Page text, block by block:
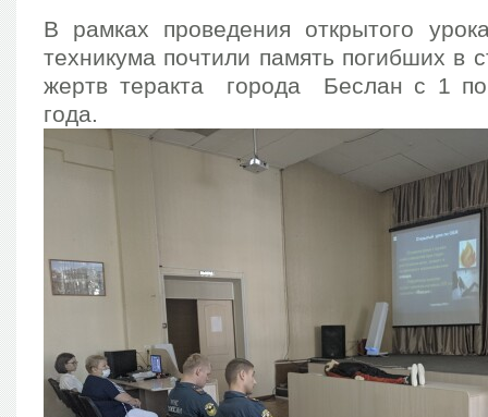
В рамках проведения открытого
техникума почтили память погибших в
жертв теракта города Беслан с 1
года.